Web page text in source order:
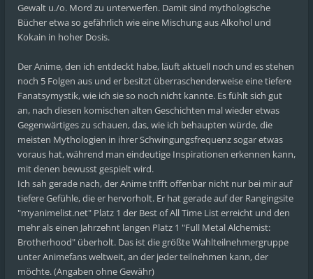
Gewalt u./o. Mord zu unterwerfen. Damit sind mythologische
Bücher etwa so gefährlich wie eine Mischung aus Alkohol und
Kokain in hoher Dosis.
Der Anime, den ich entdeckt habe, läuft aktuell noch und es stehen
noch 5 Folgen aus und er besitzt überraschenderweise eine tiefere
Fanatsymystik, wie ich sie so noch nicht kannte. Es fühlt sich gut
an, nach diesen komischen alten Geschichten mal wieder etwas
Gegenwärtiges zu schauen, das, wie ich behaupten würde, die
meisten Mythologien in ihrer Schwingungsfrequenz sogar etwas
voraus hat, während man eindeutige Inspirationen erkennen kann,
mit denen bewusst gespielt wird.
Ich sah gerade nach, der Anime trifft offenbar nicht nur bei mir auf
tiefere Gefühle, die er hervorholt. Er hat gerade auf der Rangingsite
"myanimelist.net" Platz 1 der Best of All Time List erreicht und den
mehr als einen Jahrzehnt langen Platz 1 "Full Metal Alchemist:
Brotherhood" überholt. Das ist die größte Wahlteilnehmergruppe
unter Animefans weltweit, an der jeder teilnehmen kann, der
möchte. (Angaben ohne Gewähr)